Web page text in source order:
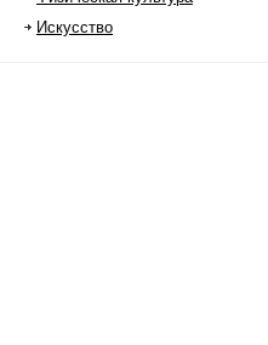
Искусство